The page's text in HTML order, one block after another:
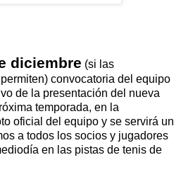
diciembre (si las
convocatoria del equipo
de la presentación del nueva
temporada, en la
oficial del equipo y se servirá un
a todos los socios y jugadores
en las pistas de tenis de